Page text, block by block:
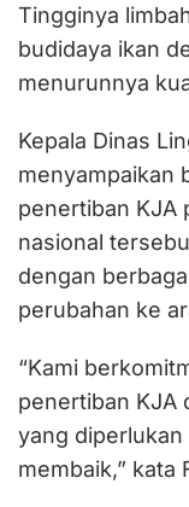
Tingginya
budidaya ikan
menurunnya
Kepala Dinas
menyampaikan
penertiban KJA
nasional
dengan
perubahan ke
“Kami
penertiban KJA
yang
membaik,” kata